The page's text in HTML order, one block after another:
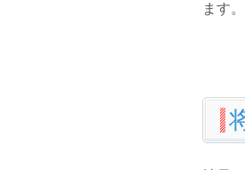
ます。